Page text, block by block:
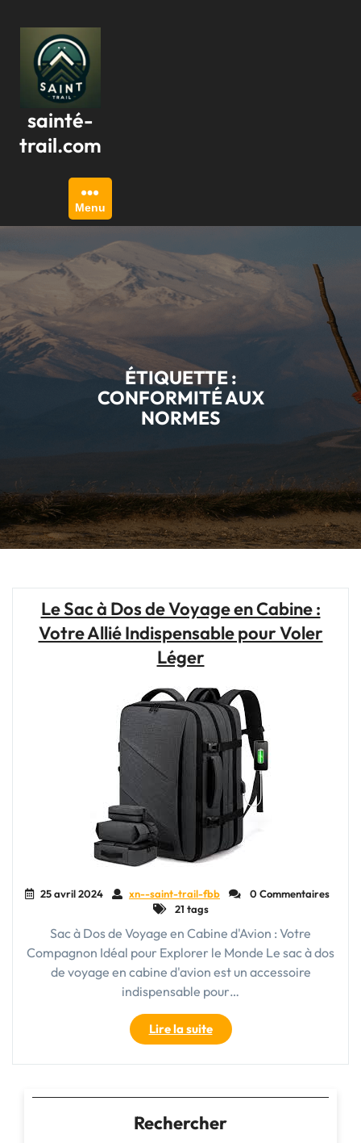
contenu
sainté-
trail.com
Menu
ÉTIQUETTE :
CONFORMITÉ AUX
NORMES
Le Sac à Dos de Voyage en Cabine :
Votre Allié Indispensable pour Voler
Léger
25 avril 2024 xn--saint-trail-fbb
0 Commentaires
21 tags
Sac à Dos de Voyage en Cabine d'Avion : Votre
Compagnon Idéal pour Explorer le Monde Le sac à dos
de voyage en cabine d'avion est un accessoire
indispensable pour…
Lire la suite"Le
Sac
à
de
Voyage
en
Rechercher